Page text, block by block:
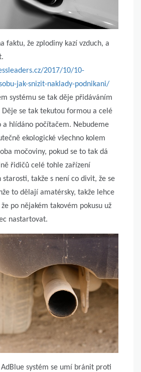
faktu, že zplodiny kazí vzduch, a
2017/10/10-
jak-snizit-naklady-podnikani/
systému se tak děje přidáváním
Děje se tak tekutou formou a celé
a hlídáno počítačem. Nebudeme
ekologické všechno kolem
močoviny, pokud se to tak dá
řidičů celé tohle zařízení
starosti, takže s není co divit, že se
to dělají amatérsky, takže lehce
po nějakém takovém pokusu už
nastartovat.
systém se umí bránit proti